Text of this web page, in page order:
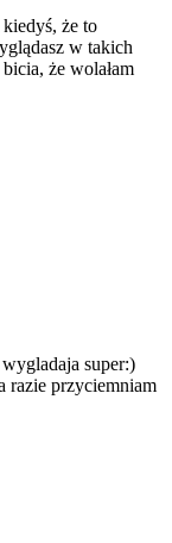
że to
w takich
że wolałam
super:)
razie przyciemniam